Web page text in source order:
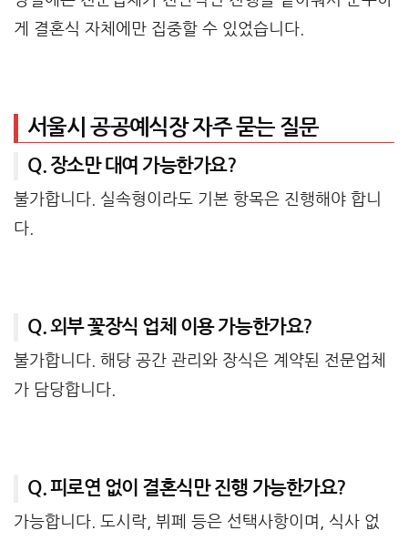
게 결혼식 자체에만 집중할 수 있었습니다.
서울시 공공예식장 자주 묻는 질문
Q. 장소만 대여 가능한가요?
불가합니다. 실속형이라도 기본 항목은 진행해야 합니
다.
Q. 외부 꽃장식 업체 이용 가능한가요?
불가합니다. 해당 공간 관리와 장식은 계약된 전문업체
가 담당합니다.
Q. 피로연 없이 결혼식만 진행 가능한가요?
가능합니다. 도시락, 뷔페 등은 선택사항이며, 식사 없